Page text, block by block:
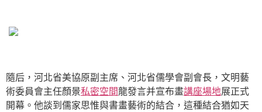
隨后，河北省美協原副主席、河北省儒學會副會長，文明藝
術委員會主任顏景私密空間龍發言并宣布畫講座場地展正式
開幕。他談到儒家思惟與書畫藝術的結合，這種結合猶如天